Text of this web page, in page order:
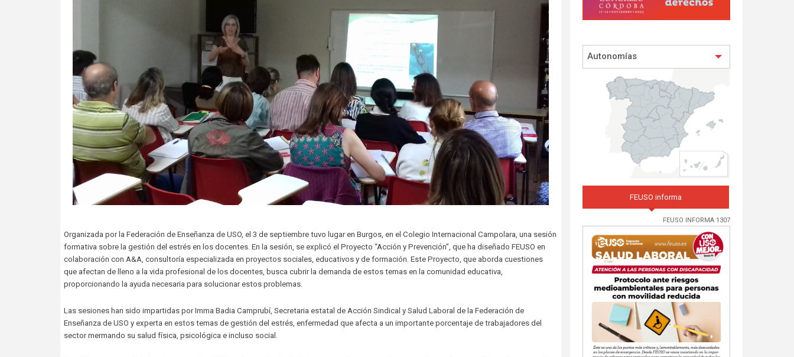
Organizada por la Federación de Enseñanza de USO, el 3 de septiembre tuvo lugar en Burgos, en el Colegio Internacional Campolara, una sesión
formativa sobre la gestión del estrés en los docentes. En la sesión, se explicó el Proyecto “Acción y Prevención”, que ha diseñado FEUSO en
colaboración con A&A, consultoría especializada en proyectos sociales, educativos y de formación. Este Proyecto, que aborda cuestiones
que afectan de lleno a la vida profesional de los docentes, busca cubrir la demanda de estos temas en la comunidad educativa,
proporcionando la ayuda necesaria para solucionar estos problemas.
Las sesiones han sido impartidas por Imma Badia Camprubí, Secretaria estatal de Acción Sindical y Salud Laboral de la Federación de
Enseñanza de USO y experta en estos temas de gestión del estrés, enfermedad que afecta a un importante porcentaje de trabajadores del
sector mermando su salud física, psicológica e incluso social.
Autonomías
FEUSO informa
FEUSO INFORMA 1307